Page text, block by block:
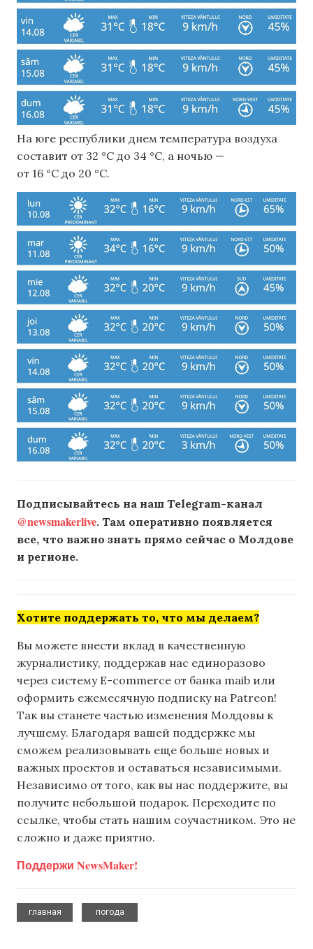
На юге республики днем ​​температура воздуха
составит от 32 °C до 34 °C, а ночью —
от 16 °C до 20 °C.
Подписывайтесь на наш Telegram-канал
@newsmakerlive. Там оперативно появляется
все, что важно знать прямо сейчас о Молдове
и регионе.
Хотите поддержать то, что мы делаем?
Вы можете внести вклад в качественную
журналистику, поддержав нас единоразово
через систему E-commerce от банка maib или
оформить ежемесячную подписку на Patreon!
Так вы станете частью изменения Молдовы к
лучшему. Благодаря вашей поддержке мы
сможем реализовывать еще больше новых и
важных проектов и оставаться независимыми.
Независимо от того, как вы нас поддержите, вы
получите небольшой подарок. Переходите по
ссылке, чтобы стать нашим соучастником. Это не
сложно и даже приятно.
Поддержи NewsMaker!
главная
погода